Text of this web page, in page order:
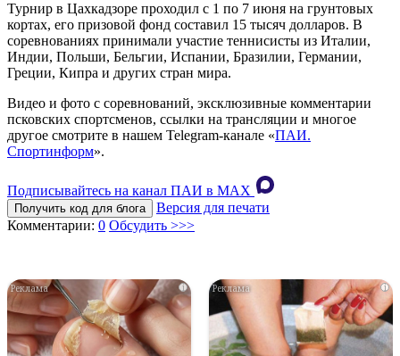
Турнир в Цахкадзоре проходил с 1 по 7 июня на грунтовых
кортах, его призовой фонд составил 15 тысяч долларов. В
соревнованиях принимали участие теннисисты из Италии,
Индии, Польши, Бельгии, Испании, Бразилии, Германии,
Греции, Кипра и других стран мира.
Видео и фото с соревнований, эксклюзивные комментарии
псковских спортсменов, ссылки на трансляции и многое
другое смотрите в нашем Telegram-канале «ПАИ.
Спортинформ».
Подписывайтесь на канал ПАИ в MAХ
Получить код для блога
Версия для печати
Комментарии: 0 Обсудить >>>
i i